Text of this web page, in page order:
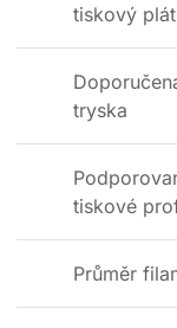
tiskový plát
tryska
tiskové
Průměr